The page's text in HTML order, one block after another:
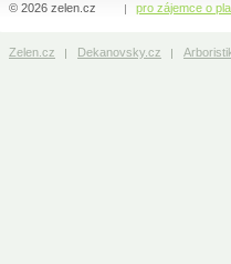
pro zájemce o
© 2026 zelen.cz
Zelen.cz Dekanovsky.cz